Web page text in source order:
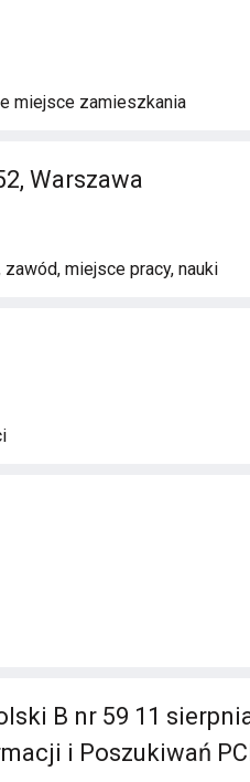
miejsce zamieszkania
Warszawa
zawód, miejsce pracy, nauki
B nr 59 11
i Poszukiwań